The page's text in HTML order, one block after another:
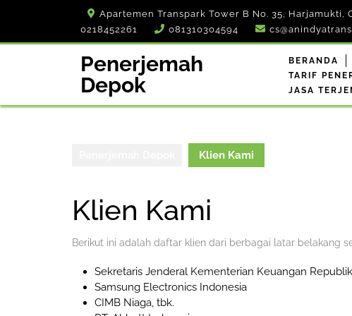
Apartemen Transpark Tower B No. 35, Harjamukti,
0218452261
081310304594
Penerjemah
Depok
BERANDA
TARIF
JASA
Klien Kami
Klien Kami
Berikut ini adalah daftar klien dari berbagai latar belakang
Sekretaris Jenderal Kementerian Keuangan
Samsung Electronics Indonesia
CIMB Niaga, tbk.